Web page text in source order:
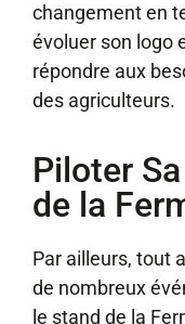
changement en
évoluer son logo
répondre aux
des agriculteurs.
Piloter
de la
Par ailleurs, tout
de nombreux
le stand de la